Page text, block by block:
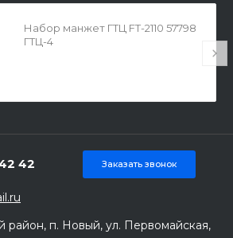
Набор манжет ГТЦ FT-2110 57798
ГТЦ-4
42 Заказать звонок
район, п. Новый, ул. Первомайская,